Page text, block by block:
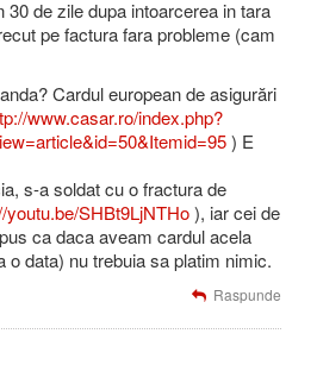
de zile dupa intoarcerea in tara
pe factura fara probleme (cam
Cardul european de asigurări
www.casar.ro/index.php?
) E
s-a soldat cu o fractura de
youtu.be/SHBt9LjNTHo), iar cei de
ca daca aveam cardul acela
o data) nu trebuia sa platim nimic.
Raspunde